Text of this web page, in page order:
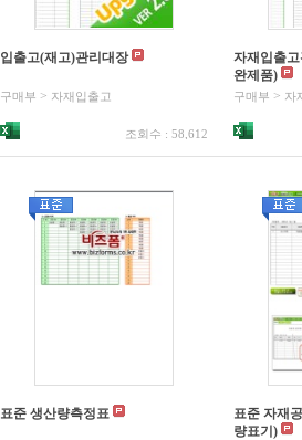
입출고(재고)관리대장
구매부 > 자재입출고
조회수 : 58,612
자재입출
완제품)
구매부 > 자
표준 생산량측정표
표준 자재
량표기)